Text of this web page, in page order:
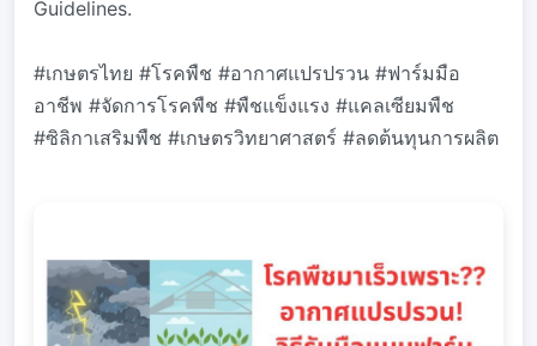
Guidelines.
#เกษตรไทย #โรคพืช #อากาศแปรปรวน #ฟาร์มมือ
อาชีพ #จัดการโรคพืช #พืชแข็งแรง #แคลเซียมพืช
#ซิลิกาเสริมพืช #เกษตรวิทยาศาสตร์ #ลดต้นทุนการผลิต